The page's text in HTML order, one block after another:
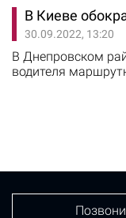
кражу совершила
освободилась из
Злоумышленница
автостанции
кармана ее
В Киеве
30.09.2022, 13:20
В Днепровском
водителя